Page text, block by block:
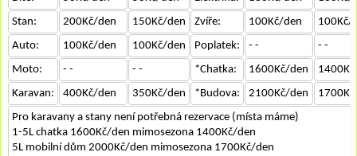
Stan:
200Kč/den 150Kč/den Zvíře: 100Kč/den
100Kč/
Auto:
100Kč/den 100Kč/den Poplatek: - -
- -
Moto:
- - - - *Chatka: 1600Kč/den
Karavan:
400Kč/den 350Kč/den *Budova: 2100Kč/den
Pro karavany a stany není potřebná rezervace (místa máme)
1-5L chatka 1600Kč/den mimosezona 1400Kč/den
5L mobilní dům 2000Kč/den mimosezona 1700Kč/den